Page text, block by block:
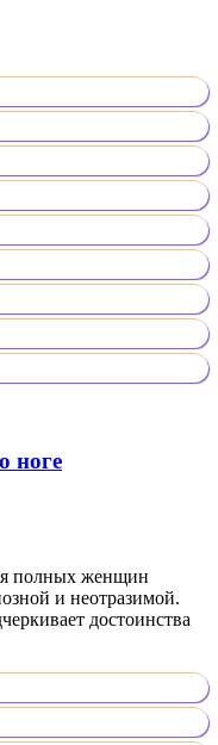
ноге
полных женщин
и неотразимой.
достоинства